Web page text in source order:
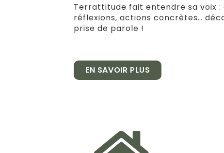
Terrattitude fait entendre sa voix :
réflexions, actions concrètes…
prise de parole !
EN SAVOIR PLUS